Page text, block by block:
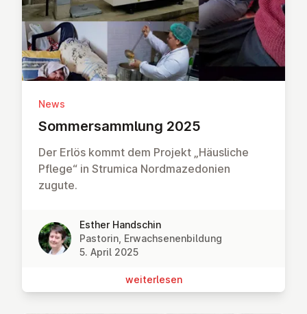
News
Som­mer­samm­lung 2025
Der Erlös kommt dem Projekt „Häusliche
Pflege“ in Strumica Nordmazedonien
zugute.
Esther Handschin
Pastorin, Erwachsenenbildung
5. April 2025
wei­ter­le­sen